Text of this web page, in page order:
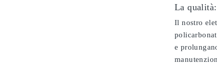
La qualità:
Il nostro
e